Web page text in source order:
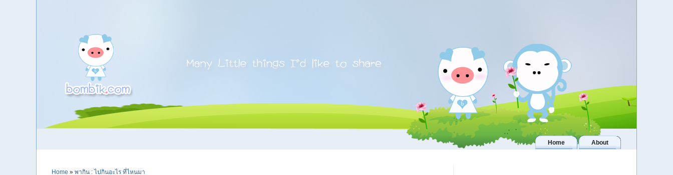
Home About
Home » พากิน : ไปกินอะไร ที่ไหนมา